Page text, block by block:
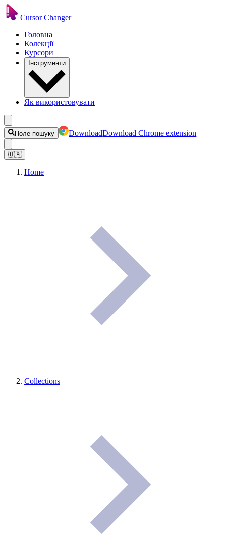
Cursor Changer
Головна
Колекції
Курсори
Інструменти
Як використовувати
Поле пошуку DownloadDownload Chrome extension
🇺🇦
Home
Collections